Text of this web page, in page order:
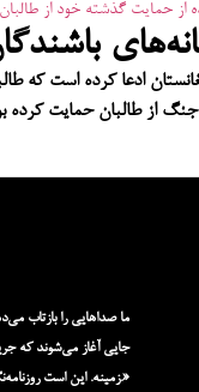
ادعا کرده است که
از طالبان حمایت کرده
جایی آغاز می‌شوند که
زمینه. این است روزنامه‌نگاری از حاشیه‌ها.»